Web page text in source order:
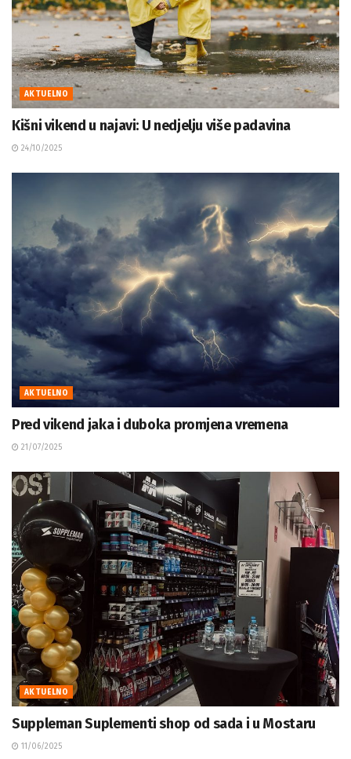
AKTUELNO
Kišni vikend u najavi: U nedjelju više padavina
24/10/2025
AKTUELNO
Pred vikend jaka i duboka promjena vremena
21/07/2025
AKTUELNO
Suppleman Suplementi shop od sada i u Mostaru
11/06/2025